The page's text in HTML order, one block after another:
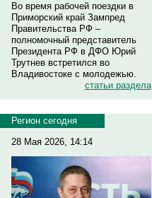
Во время рабочей поездки в
Приморский край Зампред
Правительства РФ –
полномочный представитель
Президента РФ в ДФО Юрий
Трутнев встретился во
Владивостоке с молодежью.
статьи раздела
Регион сегодня
28 Мая 2026, 14:14